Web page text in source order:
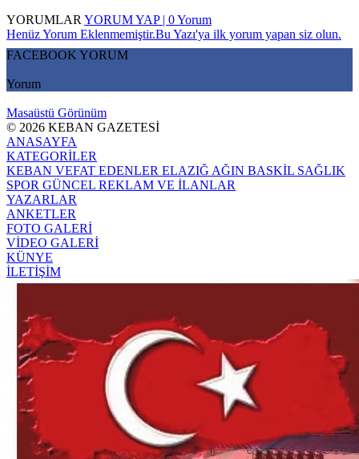
YORUMLAR YORUM YAP | 0 Yorum
Henüz Yorum Eklenmemiştir.Bu Yazı'ya ilk yorum yapan siz olun.
FACEBOOK YORUM
Yorum
Masaüstü Görünüm
© 2026 KEBAN GAZETESİ
ANASAYFA
KATEGORİLER
KEBAN VEFAT EDENLER ELAZIĞ AĞIN BASKİL SAĞLIK
SPOR GÜNCEL REKLAM VE İLANLAR
YAZARLAR
ANKETLER
FOTO GALERİ
VİDEO GALERİ
KÜNYE
İLETİŞİM